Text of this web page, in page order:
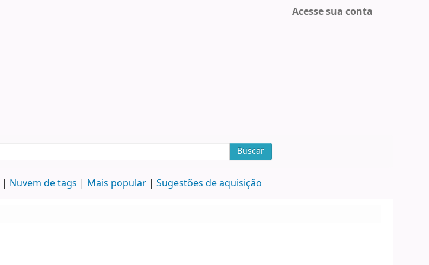
Acesse sua conta
Buscar
Nuvem de tags Mais popular Sugestões de aquisição